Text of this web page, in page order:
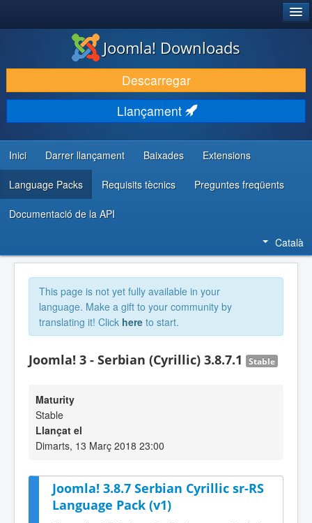
DESCARREGA & AMPLIA
DESCOBRIR & APRENDRE
COMUNITAT & SUPORT
RECURSOS PER DESENVOLUPADORS/ES
Joomla! Downloads
Descarregar
Llançament
Inici Darrer llançament Baixades Extensions
Language Packs Requisits tècnics Preguntes freqüents
Documentació de la API
Català
This page is not yet fully available in your
language. Make a gift to your community by
translating it! Click here to start.
Joomla! 3 - Serbian (Cyrillic) 3.8.7.1 Stable
Maturity
Stable
Llançat el
Dimarts, 13 Març 2018 23:00
Joomla! 3.8.7 Serbian Cyrillic sr-RS
Language Pack (v1)